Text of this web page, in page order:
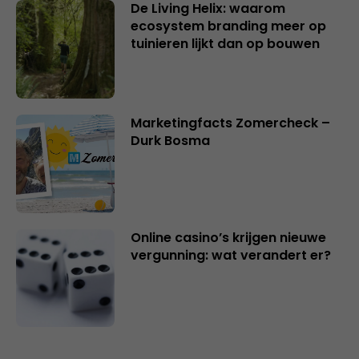
De Living Helix: waarom
ecosystem branding meer op
tuinieren lijkt dan op bouwen
Marketingfacts Zomercheck –
Durk Bosma
Online casino’s krijgen nieuwe
vergunning: wat verandert er?